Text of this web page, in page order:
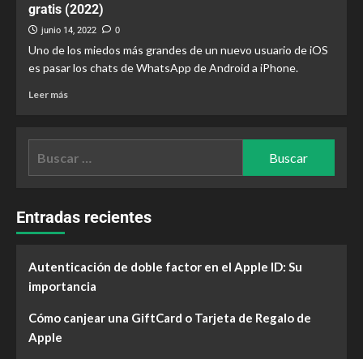
gratis (2022)
junio 14, 2022 0
Uno de los miedos más grandes de un nuevo usuario de iOS
es pasar los chats de WhatsApp de Android a iPhone.
Leer más
Entradas recientes
Autenticación de doble factor en el Apple ID: Su
importancia
Cómo canjear una GiftCard o Tarjeta de Regalo de
Apple